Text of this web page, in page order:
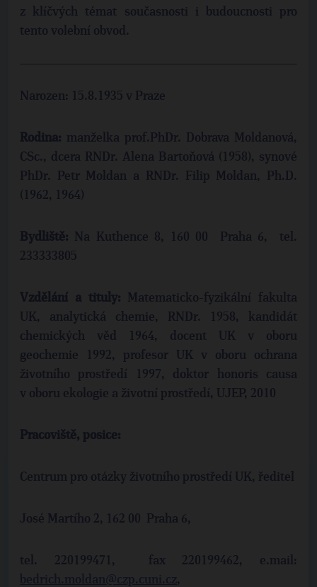
z klíčvých témat současnosti i budoucnosti pro
tento volební obvod.
Narozen: 15.8.1935 v Praze
Rodina: manželka prof.PhDr. Dobrava Moldanová,
CSc., dcera RNDr. Alena Bartoňová (1958), synové
PhDr. Petr Moldan a RNDr. Filip Moldan, Ph.D.
(1962, 1964)
Bydliště:
Na Kuthence 8, 160 00 Praha 6, tel.
233333805
Vzdělání a tituly: Matematicko-fyzikální fakulta
UK, analytická chemie, RNDr. 1958, kandidát
chemických věd 1964, docent UK v oboru
geochemie 1992, profesor UK v oboru ochrana
životního prostředí 1997, doktor honoris causa
v oboru ekologie a životní prostředí, UJEP, 2010
Pracoviště, posice:
Centrum pro otázky životního prostředí UK, ředitel
José Martího 2, 162 00 Praha 6,
tel. 220199471, fax 220199462, e.mail:
,